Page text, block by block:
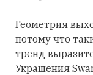
Геометрия
потому что
тренд
Украшения